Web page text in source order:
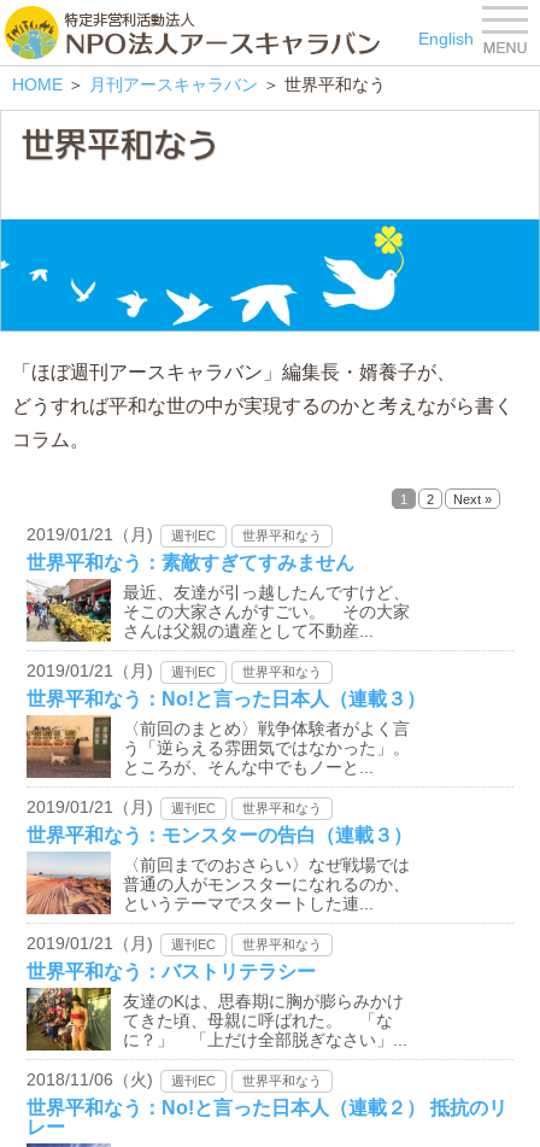
特定非営利活動法人 NPO
English
HOME ＞ 月刊アースキャラバン ＞ 世界平和なう
「ほぼ週刊アースキャラバン」編集長・婿養子が、
どうすれば平和な世の中が実現するのかと考えながら書く
コラム。
1 2 Next »
2019/01/21（月) 週刊EC 世界平和なう
世界平和なう：素敵すぎてすみません
最近、友達が引っ越したんですけど、
そこの大家さんがすごい。 その大家
さんは父親の遺産として不動産...
2019/01/21（月) 週刊EC 世界平和なう
世界平和なう：No!と言った日本人（連載３）
〈前回のまとめ〉戦争体験者がよく言
う「逆らえる雰囲気ではなかった」。
ところが、そんな中でもノーと...
2019/01/21（月) 週刊EC 世界平和なう
世界平和なう：モンスターの告白（連載３）
〈前回までのおさらい〉なぜ戦場では
普通の人がモンスターになれるのか、
というテーマでスタートした連...
2019/01/21（月) 週刊EC 世界平和なう
世界平和なう：バストリテラシー
友達のKは、思春期に胸が膨らみかけ
てきた頃、母親に呼ばれた。 「な
に？」 「上だけ全部脱ぎなさい」...
2018/11/06（火) 週刊EC 世界平和なう
世界平和なう：No!と言った日本人（連載２） 抵抗のリ
レー